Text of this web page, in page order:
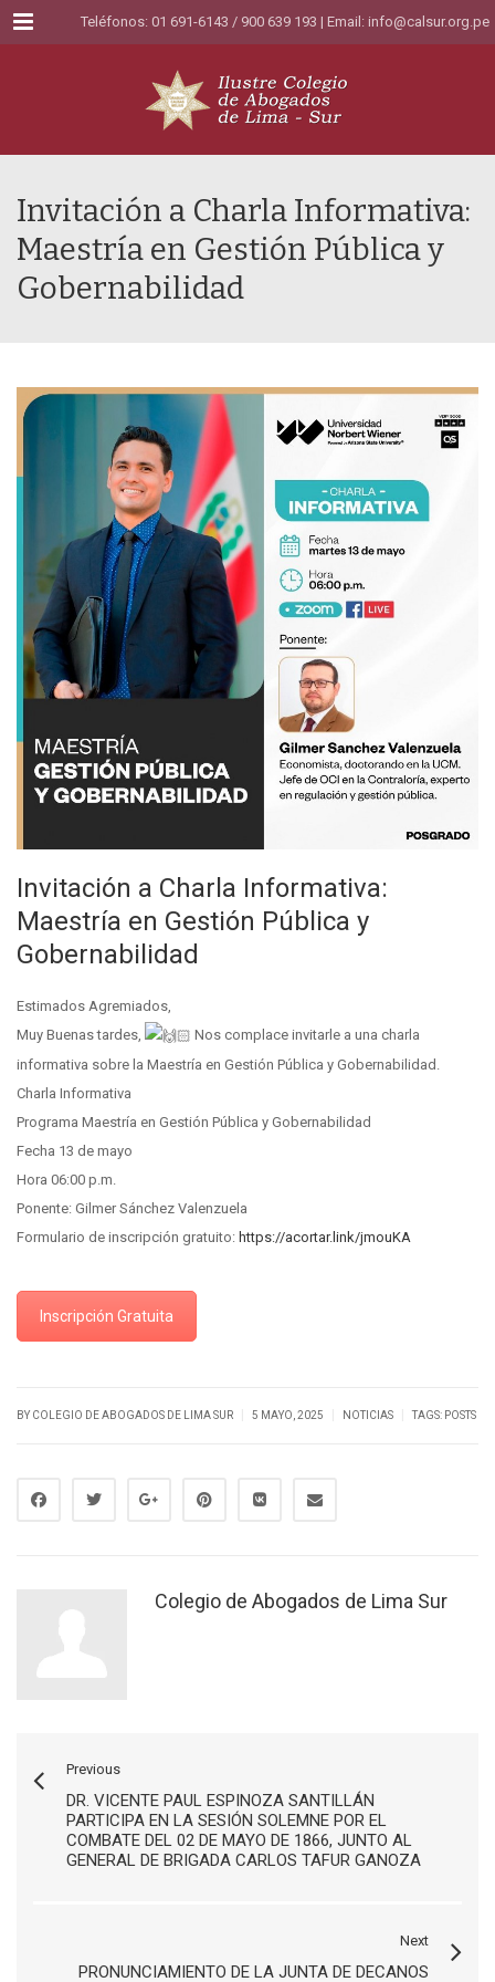
Menu Teléfonos: 01 691-6143 / 900 639 193 | Email: info@calsur.org.pe
Invitación a Charla Informativa:
Maestría en Gestión Pública y
Gobernabilidad
Invitación a Charla Informativa:
Maestría en Gestión Pública y
Gobernabilidad
Estimados Agremiados,
Muy Buenas tardes,
Nos complace invitarle a una charla
informativa sobre la Maestría en Gestión Pública y Gobernabilidad.
Charla Informativa
Programa Maestría en Gestión Pública y Gobernabilidad
Fecha 13 de mayo
Hora 06:00 p.m.
Ponente: Gilmer Sánchez Valenzuela
Formulario de inscripción gratuito: https://acortar.link/jmouKA
Inscripción Gratuita
BYCOLEGIO DE ABOGADOS DE LIMA SUR 5 MAYO, 2025 NOTICIAS TAGS: POSTS
Colegio de Abogados de Lima Sur
Previous
DR. VICENTE PAUL ESPINOZA SANTILLÁN
PARTICIPA EN LA SESIÓN SOLEMNE POR EL
COMBATE DEL 02 DE MAYO DE 1866, JUNTO AL
GENERAL DE BRIGADA CARLOS TAFUR GANOZA
Next
PRONUNCIAMIENTO DE LA JUNTA DE DECANOS